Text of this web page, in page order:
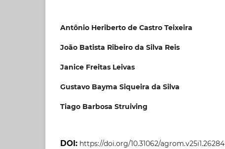
Antônio Heriberto de Castro Teixeira
João Batista Ribeiro da Silva Reis
Janice Freitas Leivas
Gustavo Bayma Siqueira da Silva
Tiago Barbosa Struiving
DOI: https://doi.org/10.31062/agrom.v25i1.26284